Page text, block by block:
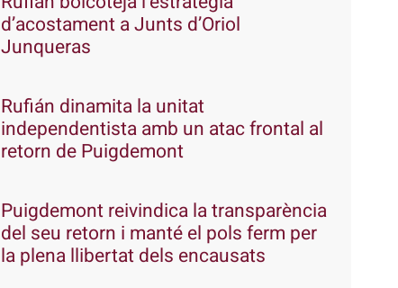
d’acostament a Junts d’Oriol
Junqueras
Rufián dinamita la unitat
independentista amb un atac frontal al
retorn de Puigdemont
Puigdemont reivindica la transparència
del seu retorn i manté el pols ferm per
la plena llibertat dels encausats